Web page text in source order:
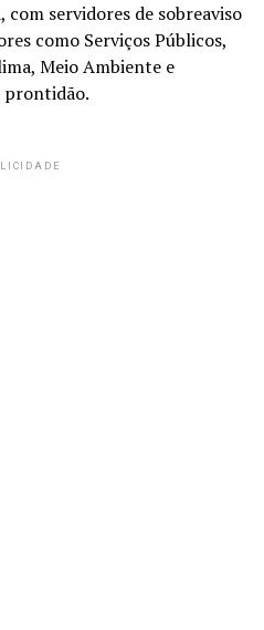
servidores de sobreaviso
como Serviços Públicos,
Meio Ambiente e
prontidão.